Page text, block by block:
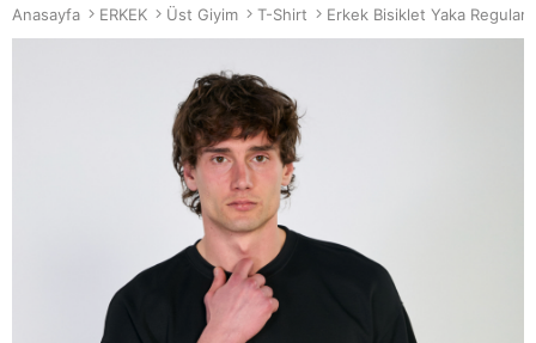
Anasayfa ERKEK Üst Giyim T-Shirt Erkek Bisiklet Yaka Regular